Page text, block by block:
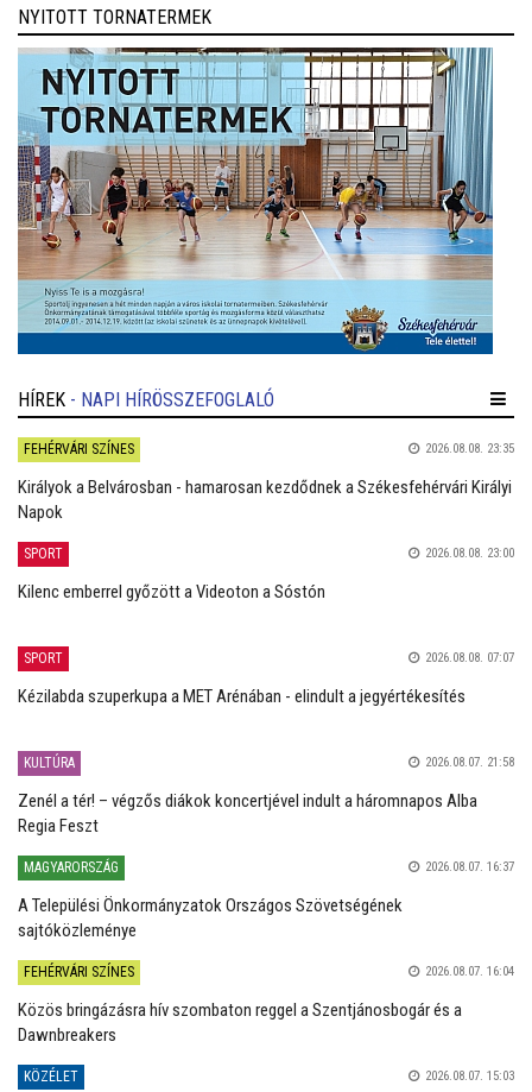
NYITOTT TORNATERMEK
HÍREK - NAPI HÍRÖSSZEFOGLALÓ
FEHÉRVÁRI SZÍNES 2026.08.08. 23:35
Királyok a Belvárosban - hamarosan kezdődnek a Székesfehérvári Királyi
Napok
SPORT 2026.08.08. 23:00
Kilenc emberrel győzött a Videoton a Sóstón
SPORT 2026.08.08. 07:07
Kézilabda szuperkupa a MET Arénában - elindult a jegyértékesítés
KULTÚRA 2026.08.07. 21:58
Zenél a tér! – végzős diákok koncertjével indult a háromnapos Alba
Regia Feszt
MAGYARORSZÁG 2026.08.07. 16:37
A Települési Önkormányzatok Országos Szövetségének
sajtóközleménye
FEHÉRVÁRI SZÍNES 2026.08.07. 16:04
Közös bringázásra hív szombaton reggel a Szentjánosbogár és a
Dawnbreakers
KÖZÉLET 2026.08.07. 15:03